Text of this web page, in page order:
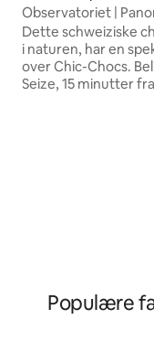
Observatoriet |
Chocs
Dette schweiziske
i naturen, har en
over Chic-Chocs.
Seize, 15 minutter
Populære